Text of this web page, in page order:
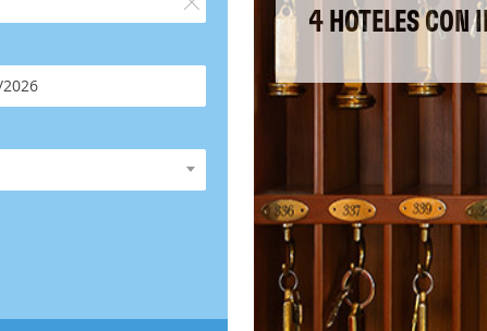
4 HOTELES CON